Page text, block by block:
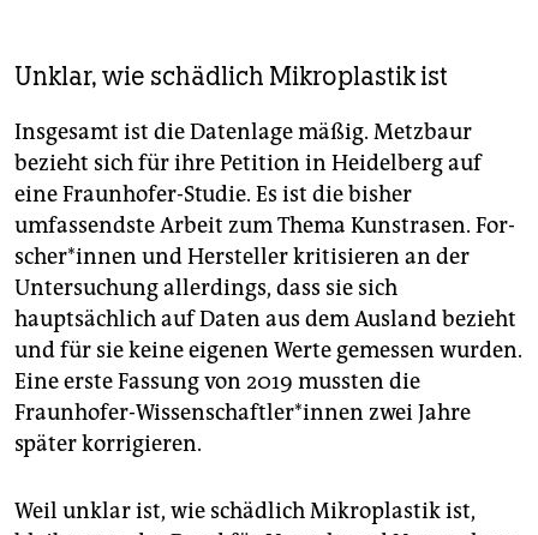
Unklar, wie schädlich Mikroplastik ist
Insgesamt ist die Datenlage mäßig. Metzbaur
bezieht sich für ihre Petition in Heidelberg auf
eine Fraunhofer-Studie. Es ist die bisher
umfassendste Arbeit zum Thema Kunstrasen. For­
sche­r*in­nen und Hersteller kritisieren an der
Untersuchung allerdings, dass sie sich
hauptsächlich auf Daten aus dem Ausland bezieht
und für sie keine eigenen Werte gemessen wurden.
Eine erste Fassung von 2019 mussten die
Fraunhofer-Wissenschaftler*innen zwei Jahre
später korrigieren.
Weil unklar ist, wie schädlich Mikroplastik ist,